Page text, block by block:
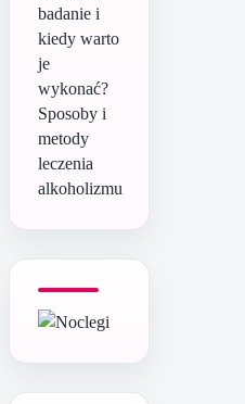
badanie i
kiedy warto
je
wykonać?
Sposoby i
metody
leczenia
alkoholizmu